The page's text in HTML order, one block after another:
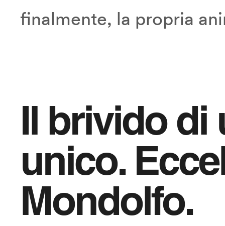
finalmente, la propria
Il brivido di
unico.
Mondolfo.